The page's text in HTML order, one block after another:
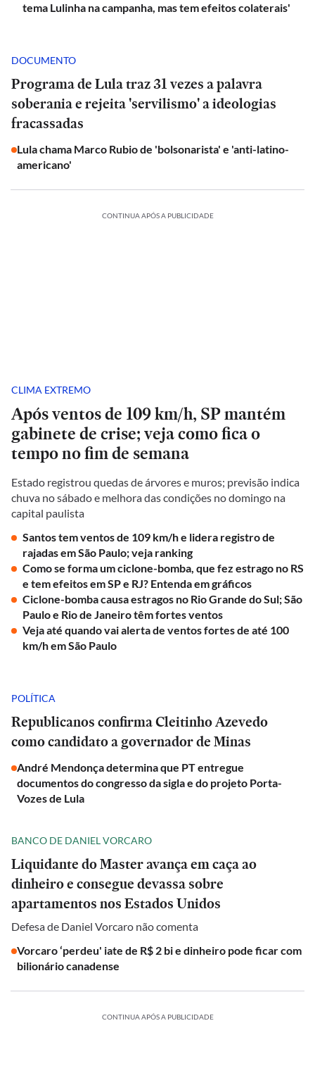
tema Lulinha na campanha, mas tem efeitos colaterais'
DOCUMENTO
Programa de Lula traz 31 vezes a palavra
soberania e rejeita 'servilismo' a ideologias
fracassadas
Lula chama Marco Rubio de 'bolsonarista' e 'anti-latino-
americano'
CONTINUA APÓS A PUBLICIDADE
CLIMA EXTREMO
Após ventos de 109 km/h, SP mantém
gabinete de crise; veja como fica o
tempo no fim de semana
Estado registrou quedas de árvores e muros; previsão indica
chuva no sábado e melhora das condições no domingo na
capital paulista
Santos tem ventos de 109 km/h e lidera registro de
rajadas em São Paulo; veja ranking
Como se forma um ciclone-bomba, que fez estrago no RS
e tem efeitos em SP e RJ? Entenda em gráficos
Ciclone-bomba causa estragos no Rio Grande do Sul; São
Paulo e Rio de Janeiro têm fortes ventos
Veja até quando vai alerta de ventos fortes de até 100
km/h em São Paulo
POLÍTICA
Republicanos confirma Cleitinho Azevedo
como candidato a governador de Minas
André Mendonça determina que PT entregue
documentos do congresso da sigla e do projeto Porta-
Vozes de Lula
BANCO DE DANIEL VORCARO
Liquidante do Master avança em caça ao
dinheiro e consegue devassa sobre
apartamentos nos Estados Unidos
Defesa de Daniel Vorcaro não comenta
Vorcaro ‘perdeu' iate de R$ 2 bi e dinheiro pode ficar com
bilionário canadense
CONTINUA APÓS A PUBLICIDADE